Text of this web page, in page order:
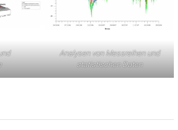
Analysen von Messreihen und
statistischen Daten